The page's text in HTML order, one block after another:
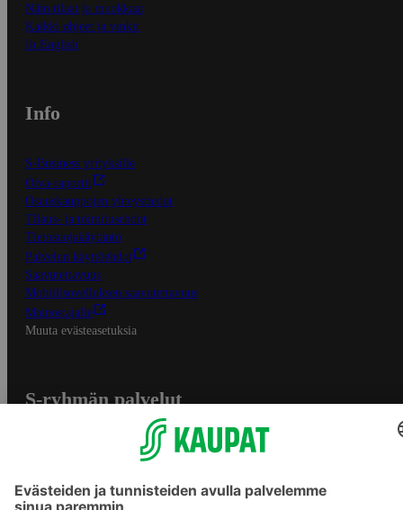
Näin tilaat ja muokkaat
Kaikki ohjeet ja vinkit
In English
Info
S-Business yrityksille
Oiva-raportit
Osuuskauppojen yhteystiedot
Tilaus- ja toimitusehdot
Tietosuojakäytäntö
Palvelun käyttöehdot
Saavutettavuus
Mobiilisovelluksen saavutettavuus
Mainostajalle
Muuta evästeasetuksia
S-ryhmän palvelut
Yhteishyvä Ruoka -sovellus